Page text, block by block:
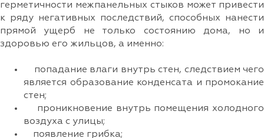
герметичности межпанельных стыков может привести
к ряду негативных последствий, способных нанести
прямой ущерб не только состоянию дома, но и
здоровью его жильцов, а именно:
попадание влаги внутрь стен, следствием чего
является образование конденсата и промокание
стен;
проникновение внутрь помещения холодного
воздуха с улицы;
появление грибка;